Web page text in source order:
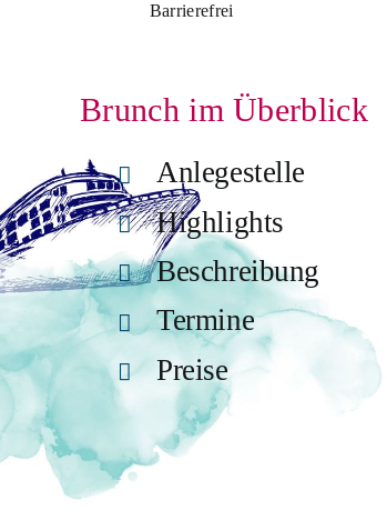
Barrierefrei
Brunch im Überblick
Anlegestelle
Highlights
Beschreibung
Termine
Preise